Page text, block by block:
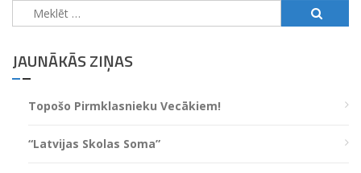
Meklēt:
JAUNĀKĀS ZIŅAS
Topošo Pirmklasnieku Vecākiem!
“Latvijas Skolas Soma”